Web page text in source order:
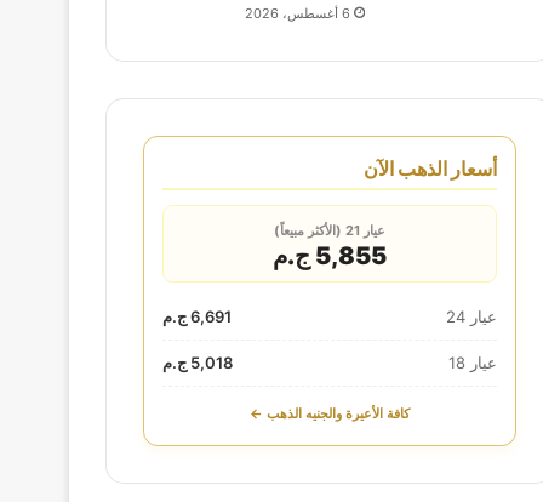
6 أغسطس، 2026
أسعار الذهب الآن
عيار 21 (الأكثر مبيعاً)
5,855 ج.م
عيار 24 6,691 ج.م
عيار 18 5,018 ج.م
كافة الأعيرة والجنيه الذهب ←